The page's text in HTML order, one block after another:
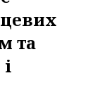
та